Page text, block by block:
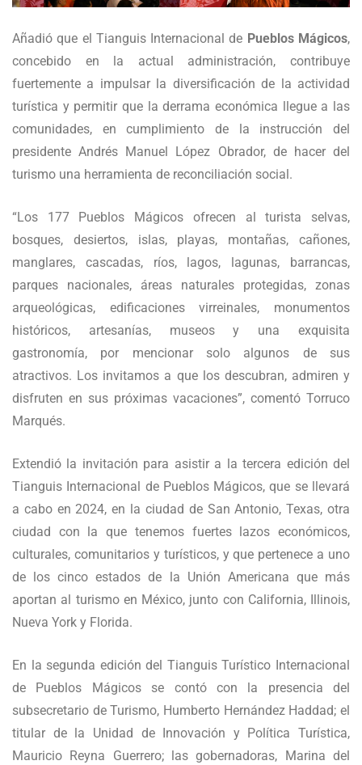
Añadió que el Tianguis Internacional de Pueblos Mágicos,
concebido en la actual administración, contribuye
fuertemente a impulsar la diversificación de la actividad
turística y permitir que la derrama económica llegue a las
comunidades, en cumplimiento de la instrucción del
presidente Andrés Manuel López Obrador, de hacer del
turismo una herramienta de reconciliación social.
“Los 177 Pueblos Mágicos ofrecen al turista selvas,
bosques, desiertos, islas, playas, montañas, cañones,
manglares, cascadas, ríos, lagos, lagunas, barrancas,
parques nacionales, áreas naturales protegidas, zonas
arqueológicas, edificaciones virreinales, monumentos
históricos, artesanías, museos y una exquisita
gastronomía, por mencionar solo algunos de sus
atractivos. Los invitamos a que los descubran, admiren y
disfruten en sus próximas vacaciones”, comentó Torruco
Marqués.
Extendió la invitación para asistir a la tercera edición del
Tianguis Internacional de Pueblos Mágicos, que se llevará
a cabo en 2024, en la ciudad de San Antonio, Texas, otra
ciudad con la que tenemos fuertes lazos económicos,
culturales, comunitarios y turísticos, y que pertenece a uno
de los cinco estados de la Unión Americana que más
aportan al turismo en México, junto con California, Illinois,
Nueva York y Florida.
En la segunda edición del Tianguis Turístico Internacional
de Pueblos Mágicos se contó con la presencia del
subsecretario de Turismo, Humberto Hernández Haddad; el
titular de la Unidad de Innovación y Política Turística,
Mauricio Reyna Guerrero; las gobernadoras, Marina del